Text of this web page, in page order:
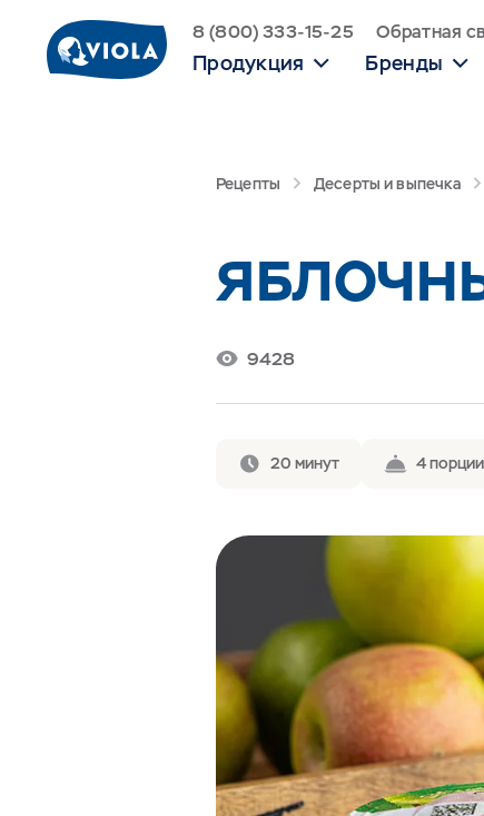
8 (800) 333-15-25 Обратная
Продукция Бренды
Рецепты Десерты и выпечка
9428
20 минут 4 порции